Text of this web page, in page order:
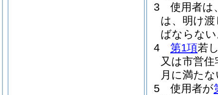
3
使用者は
は、明け
ばならな
4
第1項若
又は市営
月に満た
5
使用者が